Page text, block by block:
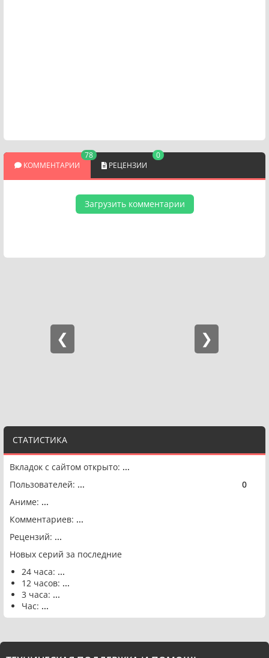
СТАТИСТИКА
Вкладок с сайтом открыто: ...
Пользователей: ... 0
Аниме: ...
Комментариев: ...
Рецензий: ...
Новых серий за последние
24 часа: ...
12 часов: ...
3 часа: ...
Час: ...
КОММЕНТАРИИ
78
РЕЦЕНЗИИ
0
Загрузить комментарии